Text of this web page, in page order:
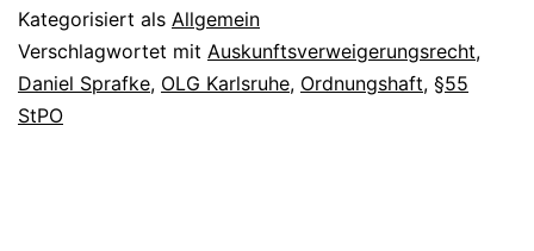
Kategorisiert als Allgemein
Verschlagwortet mit Auskunftsverweigerungsrecht,
Daniel Sprafke, OLG Karlsruhe, Ordnungshaft, §55
StPO